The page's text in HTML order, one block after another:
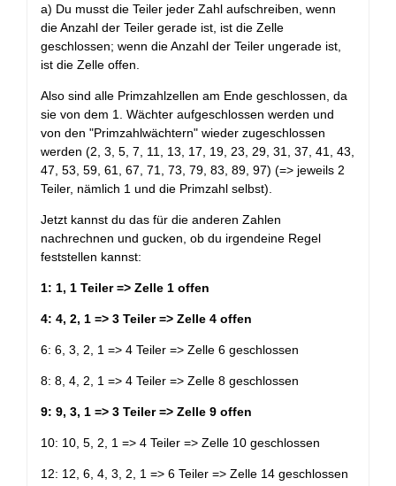
a) Du musst die Teiler jeder Zahl aufschreiben, wenn
die Anzahl der Teiler gerade ist, ist die Zelle
geschlossen; wenn die Anzahl der Teiler ungerade ist,
ist die Zelle offen.
Also sind alle Primzahlzellen am Ende geschlossen, da
sie von dem 1. Wächter aufgeschlossen werden und
von den "Primzahlwächtern" wieder zugeschlossen
werden (2, 3, 5, 7, 11, 13, 17, 19, 23, 29, 31, 37, 41, 43,
47, 53, 59, 61, 67, 71, 73, 79, 83, 89, 97) (=> jeweils 2
Teiler, nämlich 1 und die Primzahl selbst).
Jetzt kannst du das für die anderen Zahlen
nachrechnen und gucken, ob du irgendeine Regel
feststellen kannst:
1: 1, 1 Teiler => Zelle 1 offen
4: 4, 2, 1 => 3 Teiler => Zelle 4 offen
6: 6, 3, 2, 1 => 4 Teiler => Zelle 6 geschlossen
8: 8, 4, 2, 1 => 4 Teiler => Zelle 8 geschlossen
9: 9, 3, 1 => 3 Teiler => Zelle 9 offen
10: 10, 5, 2, 1 => 4 Teiler => Zelle 10 geschlossen
12: 12, 6, 4, 3, 2, 1 => 6 Teiler => Zelle 14 geschlossen